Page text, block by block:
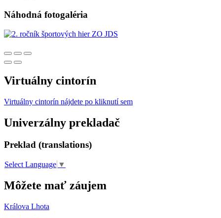
Náhodná fotogaléria
Virtuálny cintorín
Virtuálny cintorín nájdete po kliknutí sem
Univerzálny prekladač
Preklad (translations)
Select Language ▼
Môžete mať záujem
Králova Lhota